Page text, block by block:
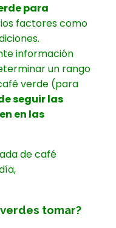
para
factores como
.
información
un rango
verde (para
seguir las
en las
de café
tomar?